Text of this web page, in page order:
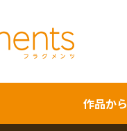
作品か